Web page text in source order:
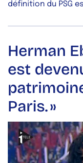
définition du PSG
Herman
est
Paris. »